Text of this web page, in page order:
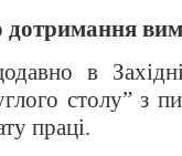
в
столу” з
праці.